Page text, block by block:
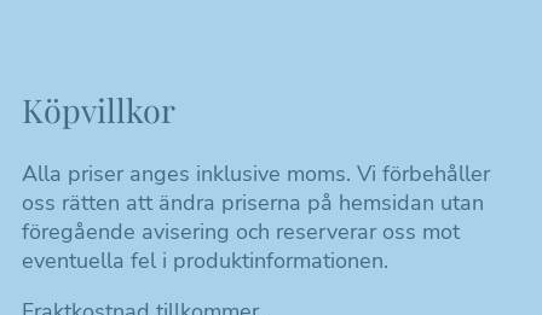
Köpvillkor
Alla priser anges inklusive moms. Vi förbehåller
oss rätten att ändra priserna på hemsidan utan
föregående avisering och reserverar oss mot
eventuella fel i produktinformationen.